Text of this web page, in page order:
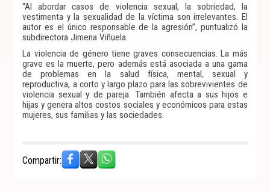
“Al abordar casos de violencia sexual, la sobriedad, la
vestimenta y la sexualidad de la víctima son irrelevantes. El
autor es el único responsable de la agresión”, puntualizó la
subdirectora Jimena Viñuela.
La violencia de género tiene graves consecuencias. La más
grave es la muerte, pero además está asociada a una gama
de problemas en la salud física, mental, sexual y
reproductiva, a corto y largo plazo para las sobrevivientes de
violencia sexual y de pareja. También afecta a sus hijos e
hijas y genera altos costos sociales y económicos para estas
mujeres, sus familias y las sociedades.
Compartir: